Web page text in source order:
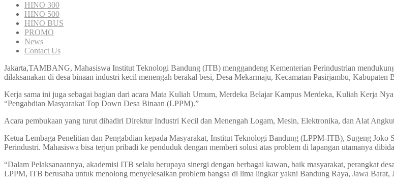
HINO 300
HINO 500
HINO BUS
PROMO
News
Contact Us
Jakarta,TAMBANG, Mahasiswa Institut Teknologi Bandung (ITB) menggandeng Kementerian Perindustrian
dilaksanakan di desa binaan industri kecil menengah berakal besi, Desa Mekarmaju, Kecamatan Pasirjambu, Kabupaten
Kerja sama ini juga sebagai bagian dari acara Mata Kuliah Umum, Merdeka Belajar Kampus Merdeka, Kuliah Kerja
“Pengabdian Masyarakat Top Down Desa Binaan (LPPM).”
Acara pembukaan yang turut dihadiri Direktur Industri Kecil dan Menengah Logam, Mesin, Elektronika, dan Alat
Ketua Lembaga Penelitian dan Pengabdian kepada Masyarakat, Institut Teknologi Bandung (LPPM-ITB), Sugeng Joko
Perindustri. Mahasiswa bisa terjun pribadi ke penduduk dengan memberi solusi atas problem di lapangan utamanya
“Dalam Pelaksanaannya, akademisi ITB selalu berupaya sinergi dengan berbagai kawan, baik masyarakat, perangkat
LPPM, ITB berusaha untuk menolong menyelesaikan problem bangsa di lima lingkar yakni Bandung Raya, Jawa Barat,